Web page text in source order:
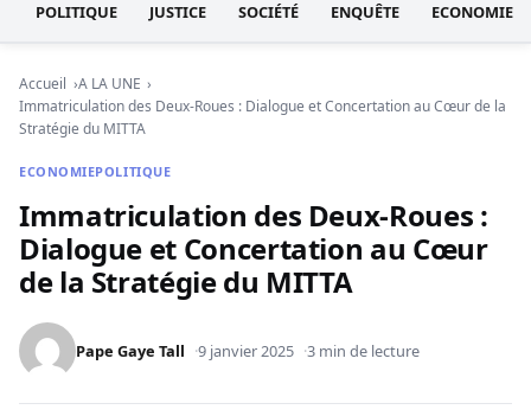
POLITIQUE JUSTICE SOCIÉTÉ ENQUÊTE ECONOMIE
Accueil
A LA UNE
Immatriculation des Deux-Roues : Dialogue et Concertation au Cœur de la
Stratégie du MITTA
ECONOMIEPOLITIQUE
Immatriculation des Deux-Roues :
Dialogue et Concertation au Cœur
de la Stratégie du MITTA
Pape Gaye Tall 9 janvier 2025 3 min de lecture